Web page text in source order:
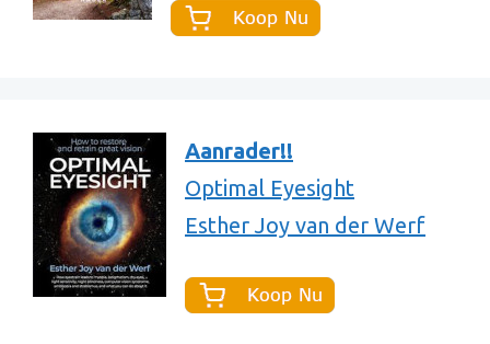
Aanrader!!
Optimal Eyesight
Esther Joy van der Werf